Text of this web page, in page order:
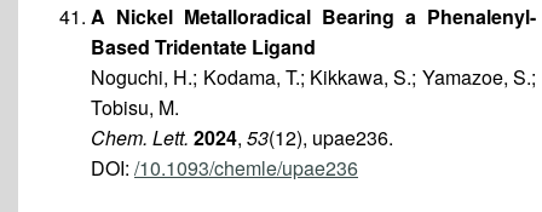
A Nickel Metalloradical Bearing a Phenalenyl-
Based Tridentate Ligand
Noguchi, H.; Kodama, T.; Kikkawa, S.; Yamazoe, S.;
Tobisu, M.
Chem. Lett. 2024, 53(12), upae236.
DOI: /10.1093/chemle/upae236